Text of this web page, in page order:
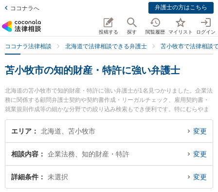
ココナラへ 弁護士の方はこちら
投稿する 探す 閲覧履歴 マイリスト ログイン
ココナラ法律相談 北海道で法律相談できる弁護士 苫小牧市で法律相談
苫小牧市の知的財産・特許に強い弁護士
北海道の苫小牧市で知的財産・特許に強い弁護士が1名見つかりました。企業法
務に関係する顧問弁護士契約や契約書作成・リーガルチェック、雇用契約書・
就業規則作成等の細かな分野での絞り込み検索もでき便利です。特にむらやま
法律事務所の小田 康夫弁護士のプロフィール情報や弁護士費用、強みなどが注
目されています。『苫小牧市で土日や夜間に発生した知的財産・特許のトラブ
できる苫小牧市内の弁護士に相談予約したい』などでお困りの相談者さんにお
すすめです。
エリア 北海道、苫小牧市 変更
相談内容 企業法務、知的財産・特許 変更
詳細条件 未選択 変更